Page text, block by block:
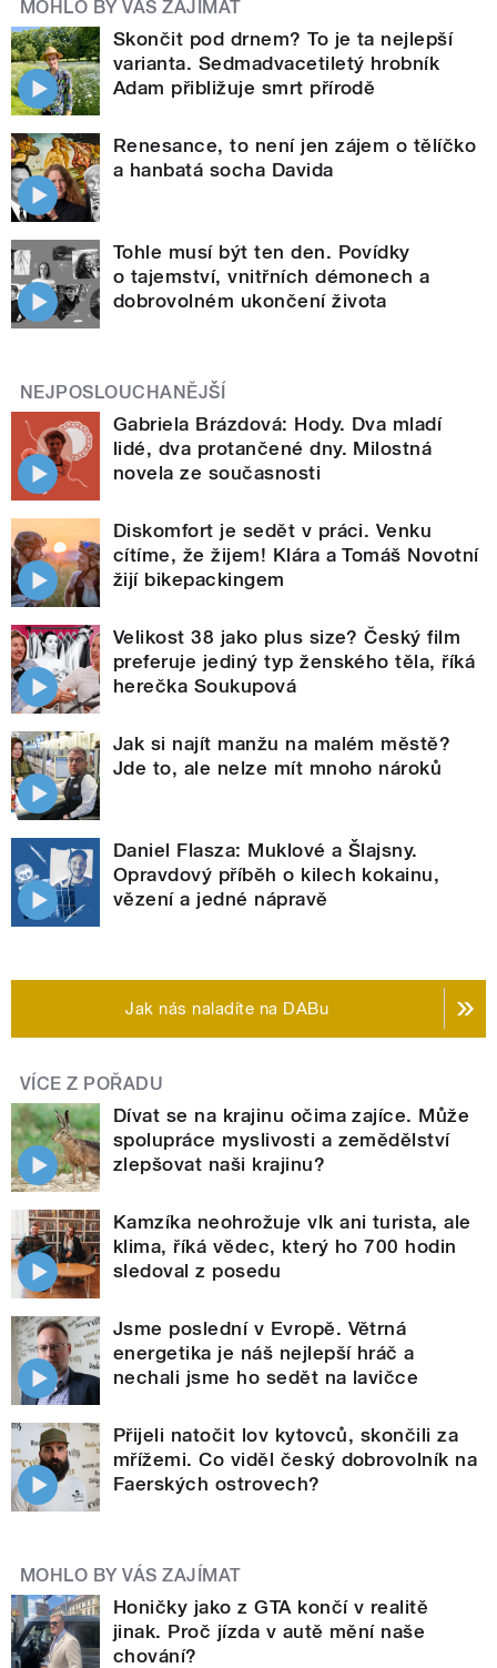
MOHLO BY VÁS ZAJÍMAT
Skončit pod drnem? To je ta nejlepší
varianta. Sedmadvacetiletý hrobník
Adam přibližuje smrt přírodě
Renesance, to není jen zájem o tělíčko
a hanbatá socha Davida
Tohle musí být ten den. Povídky
o tajemství, vnitřních démonech a
dobrovolném ukončení života
NEJPOSLOUCHANĚJŠÍ
Gabriela Brázdová: Hody. Dva mladí
lidé, dva protančené dny. Milostná
novela ze současnosti
Diskomfort je sedět v práci. Venku
cítíme, že žijem! Klára a Tomáš Novotní
žijí bikepackingem
Velikost 38 jako plus size? Český film
preferuje jediný typ ženského těla, říká
herečka Soukupová
Jak si najít manžu na malém městě?
Jde to, ale nelze mít mnoho nároků
Daniel Flasza: Muklové a Šlajsny.
Opravdový příběh o kilech kokainu,
vězení a jedné nápravě
Jak nás naladíte na DABu
VÍCE Z POŘADU
Dívat se na krajinu očima zajíce. Může
spolupráce myslivosti a zemědělství
zlepšovat naši krajinu?
Kamzíka neohrožuje vlk ani turista, ale
klima, říká vědec, který ho 700 hodin
sledoval z posedu
Jsme poslední v Evropě. Větrná
energetika je náš nejlepší hráč a
nechali jsme ho sedět na lavičce
Přijeli natočit lov kytovců, skončili za
mřížemi. Co viděl český dobrovolník na
Faerských ostrovech?
MOHLO BY VÁS ZAJÍMAT
Honičky jako z GTA končí v realitě
jinak. Proč jízda v autě mění naše
chování?